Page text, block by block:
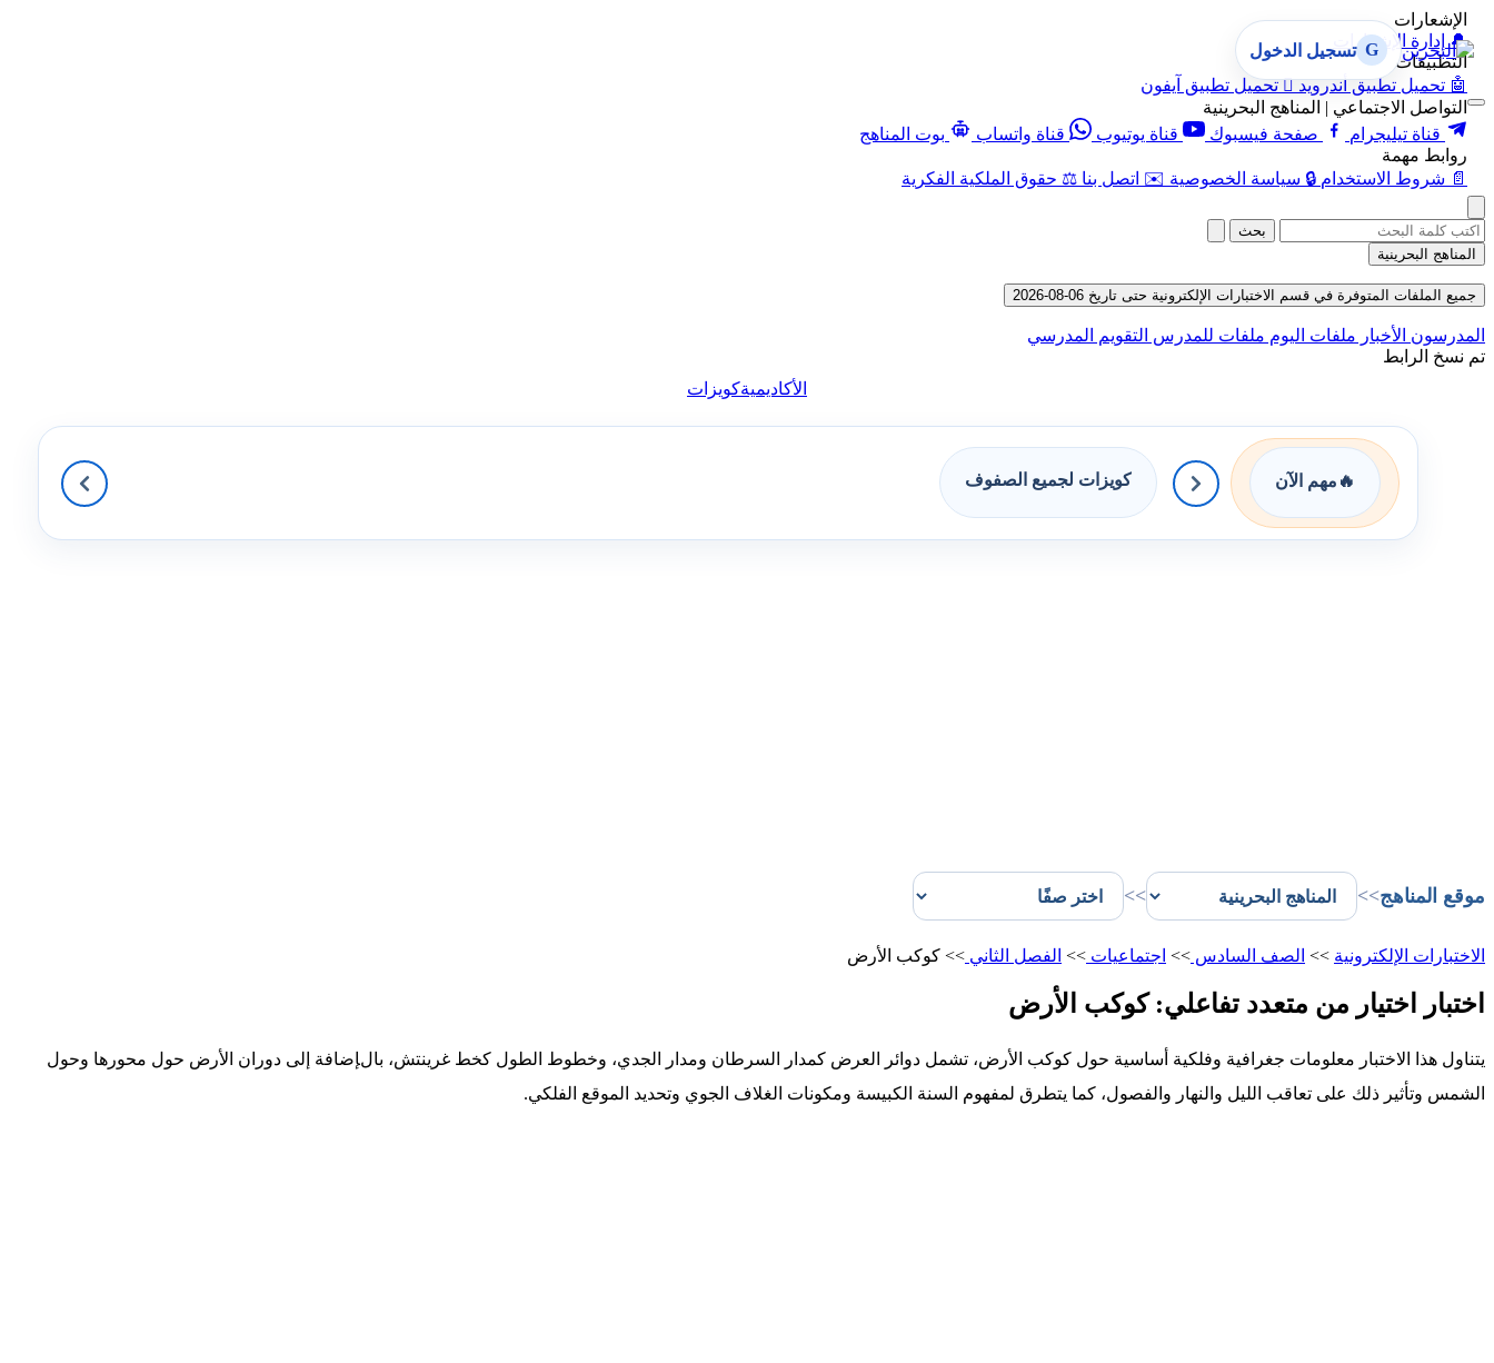
الإشعارات
🔔 إدارة الإشعارات
التطبيقات
🤖 تحميل تطبيق أندرويد  تحميل تطبيق آيفون
التواصل الاجتماعي | المناهج البحرينية
قناة تيليجرام
صفحة فيسبوك قناة يوتيوب قناة واتساب
بوت المناهج
روابط مهمة
📄 شروط الاستخدام 🔒 سياسة الخصوصية ✉️ اتصل بنا ⚖️ حقوق الملكية الفكرية
G تسجيل الدخول
بحث
المناهج البحرينية
جميع الملفات المتوفرة في قسم الاختبارات الإلكترونية حتى تاريخ 06-08-2026
المدرسون الأخبار ملفات اليوم ملفات للمدرس التقويم المدرسي
تم نسخ الرابط
الأكاديميةكويزات
🔥 مهم الآن كويزات لجميع الصفوف
موقع المناهج>>
>>
الاختبارات الإلكترونية >> الصف السادس >> اجتماعيات >> الفصل الثاني >> كوكب الأرض
اختبار اختيار من متعدد تفاعلي: كوكب الأرض
يتناول هذا الاختبار معلومات جغرافية وفلكية أساسية حول كوكب الأرض، تشمل دوائر العرض كمدار السرطان ومدار الجدي، وخطوط الطول كخط غرينتش، بالإضافة إلى دوران الأرض حول محورها وحول
الشمس وتأثير ذلك على تعاقب الليل والنهار والفصول، كما يتطرق لمفهوم السنة الكبيسة ومكونات الغلاف الجوي وتحديد الموقع الفلكي.